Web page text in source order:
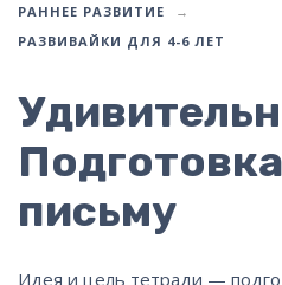
РАННЕЕ РАЗВИТИЕ
РАЗВИВАЙКИ ДЛЯ 4-6 ЛЕТ
письму
Идея и цель тетради —